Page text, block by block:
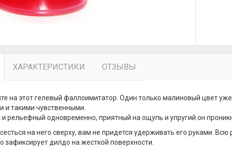
ХАРАКТЕРИСТИКИ ОТЗЫВЫ
на этот гелевый фаллоимитатор. Один только малиновый цвет
и такими чувственными.
и рельефный одновременно, приятный на ощупь и упругий он
на него сверху, вам не придется удерживать его руками. Всю
зафиксирует дилдо на жесткой поверхности.